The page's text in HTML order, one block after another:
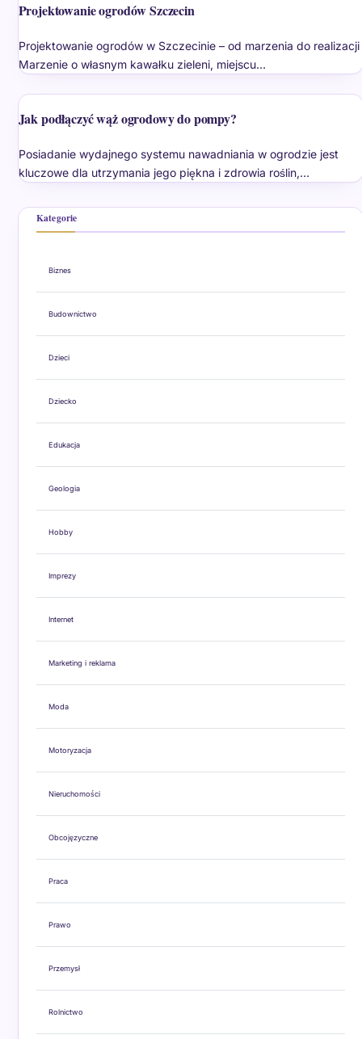
Projektowanie ogrodów Szczecin
Projektowanie ogrodów w Szczecinie – od marzenia do realizacji
Marzenie o własnym kawałku zieleni, miejscu…
Jak podłączyć wąż ogrodowy do pompy?
Posiadanie wydajnego systemu nawadniania w ogrodzie jest
kluczowe dla utrzymania jego piękna i zdrowia roślin,…
Kategorie
Biznes
Budownictwo
Dzieci
Dziecko
Edukacja
Geologia
Hobby
Imprezy
Internet
Marketing i reklama
Moda
Motoryzacja
Nieruchomości
Obcojęzyczne
Praca
Prawo
Przemysł
Rolnictwo